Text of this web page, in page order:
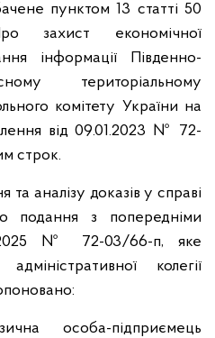
пунктом 13 статті 50
захист економічної
інформації Південно-
територіальному
комітету України на
від 09.01.2023 № 72-
строк.
та аналізу доказів у справі
з попередніми
№ 72-03/66-п, яке
колегії
особа-підприємець